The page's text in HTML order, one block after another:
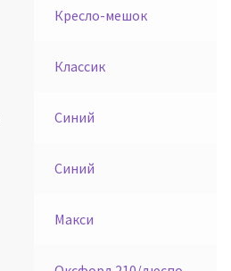
Кресло-мешок
Классик
Синий
Синий
Макси